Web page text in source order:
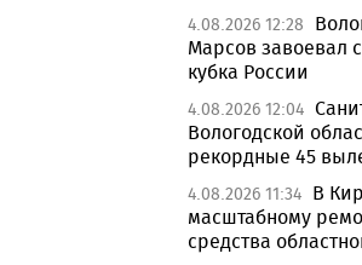
4.08.2026 12:28
Марсов завоевал
кубка России
4.08.2026 12:04
Вологодской
рекордные 45
4.08.2026 11:34 В
масштабному
средства